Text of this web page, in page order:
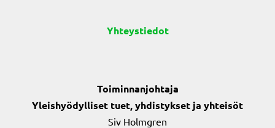
Yhteystiedot
Toiminnanjohtaja
Yleishyödylliset tuet, yhdistykset ja yhteisöt
Siv Holmgren